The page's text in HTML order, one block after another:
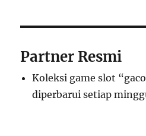
Partner Resmi
Koleksi game slot
diperbarui setiap